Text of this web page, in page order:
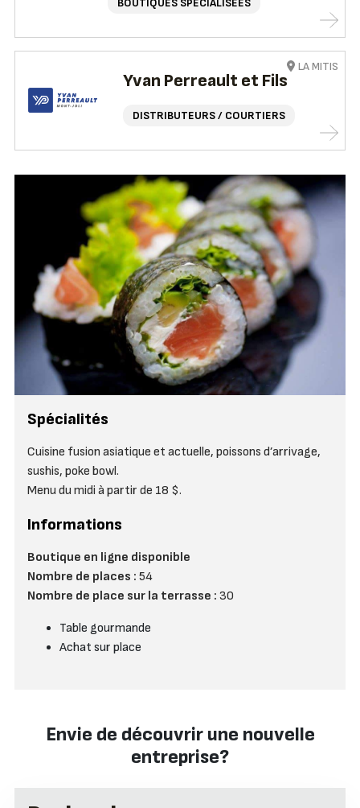
Yvan Perreault et Fils
DISTRIBUTEURS / COURTIERS
LA MITIS
Spécialités
Cuisine fusion asiatique et actuelle, poissons d’arrivage,
sushis, poke bowl.
Menu du midi à partir de 18 $.
Informations
Boutique en ligne disponible
Nombre de places : 54
Nombre de place sur la terrasse : 30
Table gourmande
Achat sur place
Envie de découvrir une nouvelle
entreprise?